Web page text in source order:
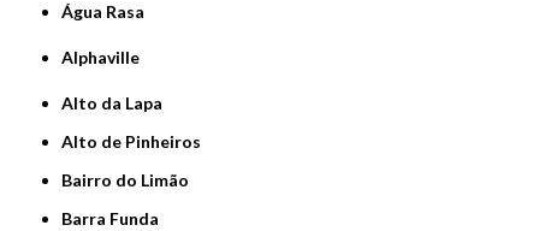
Água Rasa
Alphaville
Alto da Lapa
Alto de Pinheiros
Bairro do Limão
Barra Funda